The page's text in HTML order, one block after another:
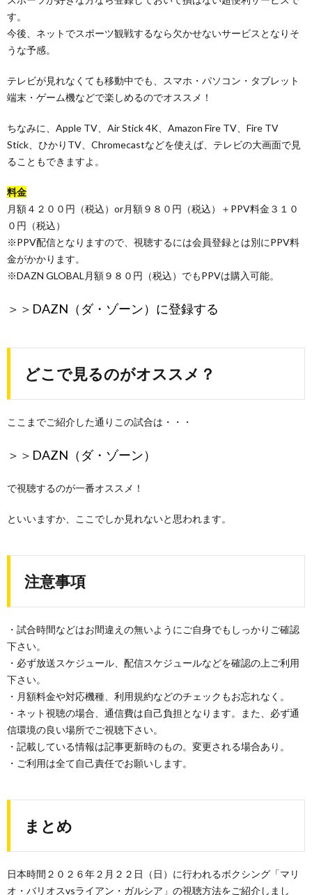
す。
今後、ネットでスポーツ観戦するなら欠かせないサービスとなりそ
うな予感。
テレビが見れなくても移動中でも、スマホ・パソコン・タブレット
端末・ゲーム機などで楽しめるのでオススメ！
ちなみに、Apple TV、Air Stick 4K、Amazon Fire TV、Fire TV
Stick、ひかりTV、Chromecastなどを使えば、テレビの大画面で見
ることもできますよ。
料金
月額４２００円（税込）or月額９８０円（税込）＋PPV料金３１０
０円（税込）
※PPV配信となりますので、視聴するには会員登録とは別にPPV料
金がかかります。
※DAZN GLOBAL月額９８０円（税込）でもPPVは購入可能。
＞＞ DAZN（ダ・ゾーン）に登録する
どこで見るのがオススメ？
ここまでご紹介した通りこの試合は・・・
＞＞ DAZN（ダ・ゾーン）
で視聴するのが一番オススメ！
といいますか、ここでしか見れないと思われます。
注意事項
・試合時間などはお間違えの無いようにご自身でもしっかりご確認
下さい。
・必ず放送スケジュール、配信スケジュールなどを確認の上ご利用
下さい。
・月額料金や対応機種、利用規約などのチェックもお忘れなく。
・ネット視聴の場合、通信費は自己負担となります。また、必ず通
信環境の良い場所でご視聴下さい。
・記載している情報は記事更新時のもの。変更される場合あり。
・ご利用は全て自己責任でお願いします。
まとめ
日本時間２０２６年２月２２日（日）に行われるボクシング「マリ
オ・バリオスvsライアン・ガルシア」の視聴方法をご紹介しまし